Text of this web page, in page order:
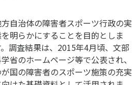
自治体の障害者スポーツ行政の実
明らかにすることを目的としま
調査結果は、2015年4月頃、文部
省のホームページ等で公表され、
国の障害者のスポーツ施策の充実